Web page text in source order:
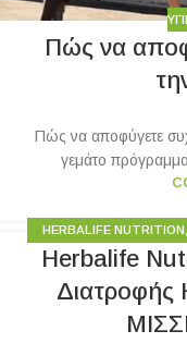
​​Πώς να
​​Πώς να αποφύγετε
γεμάτο
HERBALIFE NUTRITION
ΆΡΘΡΑ ΓΙΑ ΥΓΙΕΙΝΉ
Herbalife